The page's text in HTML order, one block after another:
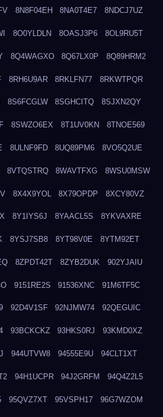
8N8F04EH 8NA0T4E7 8NDCJ7UZ
8O0YLDLN 8OASJ3P6 8OL9RU5T
8Q4WAGXO 8Q67LX0P 8Q89HRM2
8RH6U9AR 8RKLFN77 8RKWTPQR
8S6FCGLW 8SGHCITQ 8SJXN2QY
8SWZO6EX 8T1UV0KN 8TNOE569
8ULNF9FD 8UQ89PM6 8VO5Q2UE
8VTQSTRQ 8WAVTFXG 8WSU0MSW
8X4X9YOL 8X79OPDP 8XCY80VZ
8Y1IYS6J 8YAACL5S 8YKVAXRE
8YSJ7SB8 8YT98V0E 8YTM92ET
8ZPDT42T 8ZYB2DUK 902YJAIU
9151RE2S 91536XNC 91M6TF5C
92D4V1SF 92NJMW74 92QEGUIC
93BCKCKZ 93HKS0RJ 93KMD0XZ
944UTVW8 94555E9U 94CLT1XT
94H1UCPR 94J2GRFM 94Q4Z2L5
95QVZ7XT 95VSPH17 96G7WZOM